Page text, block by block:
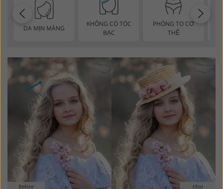
DA MỊN MÀNG
KHÔNG CÓ TÓC
BẠC
PHÓNG TO CƠ
THỂ